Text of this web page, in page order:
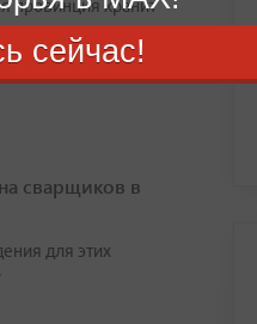
провинция хранит
сварщиков в
для этих
сейчас!